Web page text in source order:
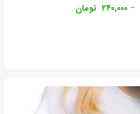
– ۲۴۰,۰۰۰ تومان